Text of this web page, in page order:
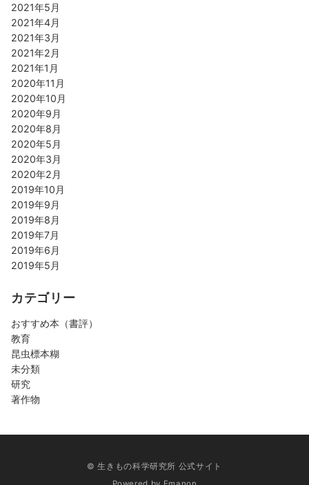
2021年5月
2021年4月
2021年3月
2021年2月
2021年1月
2020年11月
2020年10月
2020年9月
2020年8月
2020年5月
2020年3月
2020年2月
2019年10月
2019年9月
2019年8月
2019年7月
2019年6月
2019年5月
カテゴリー
おすすめ本（書評）
教育
昆虫標本糊
未分類
研究
著作物
© 生きもの科学研究所 公式サイト